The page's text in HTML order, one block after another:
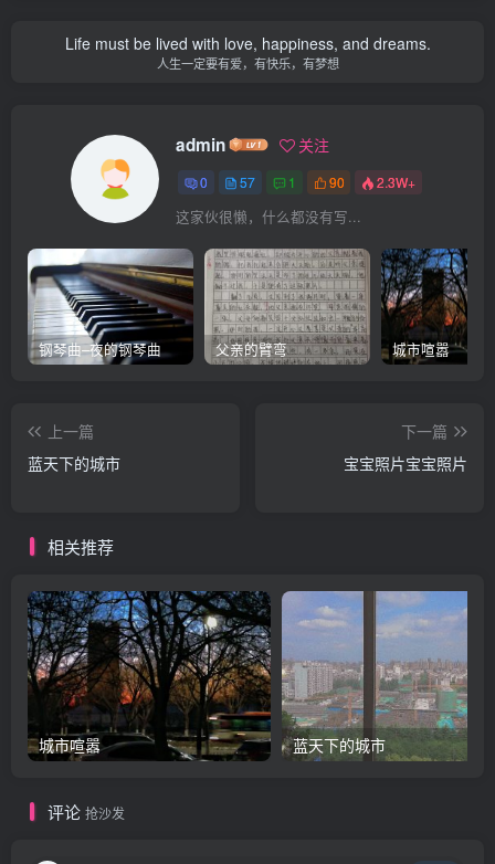
Life must be lived with love, happiness, and dreams.
人生一定要有爱，有快乐，有梦想
admin 关注
0 57 1 90 2.3W+
这家伙很懒，什么都没有写...
钢琴曲–夜的钢琴曲 父亲的臂弯 城市喧嚣
上一篇
蓝天下的城市
下一篇
宝宝照片宝宝照片
相关推荐
城市喧嚣 蓝天下的城市
评论 抢沙发